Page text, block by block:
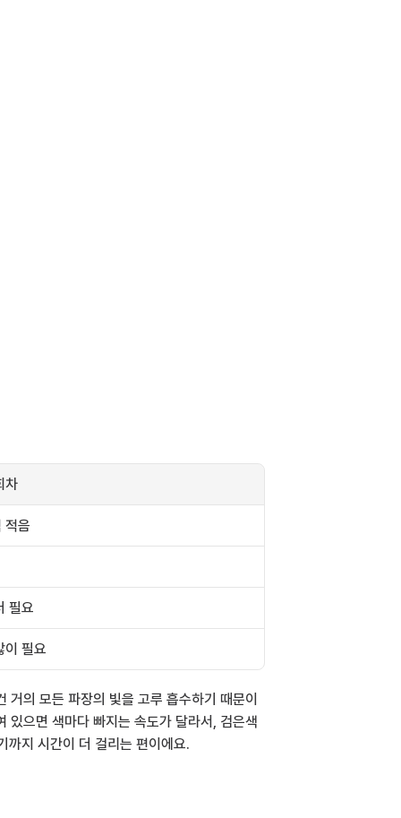
차
적음
필요
이 필요
의 모든 파장의 빛을 고루 흡수하기 때문이
있으면 색마다 빠지는 속도가 달라서, 검은색
까지 시간이 더 걸리는 편이에요.